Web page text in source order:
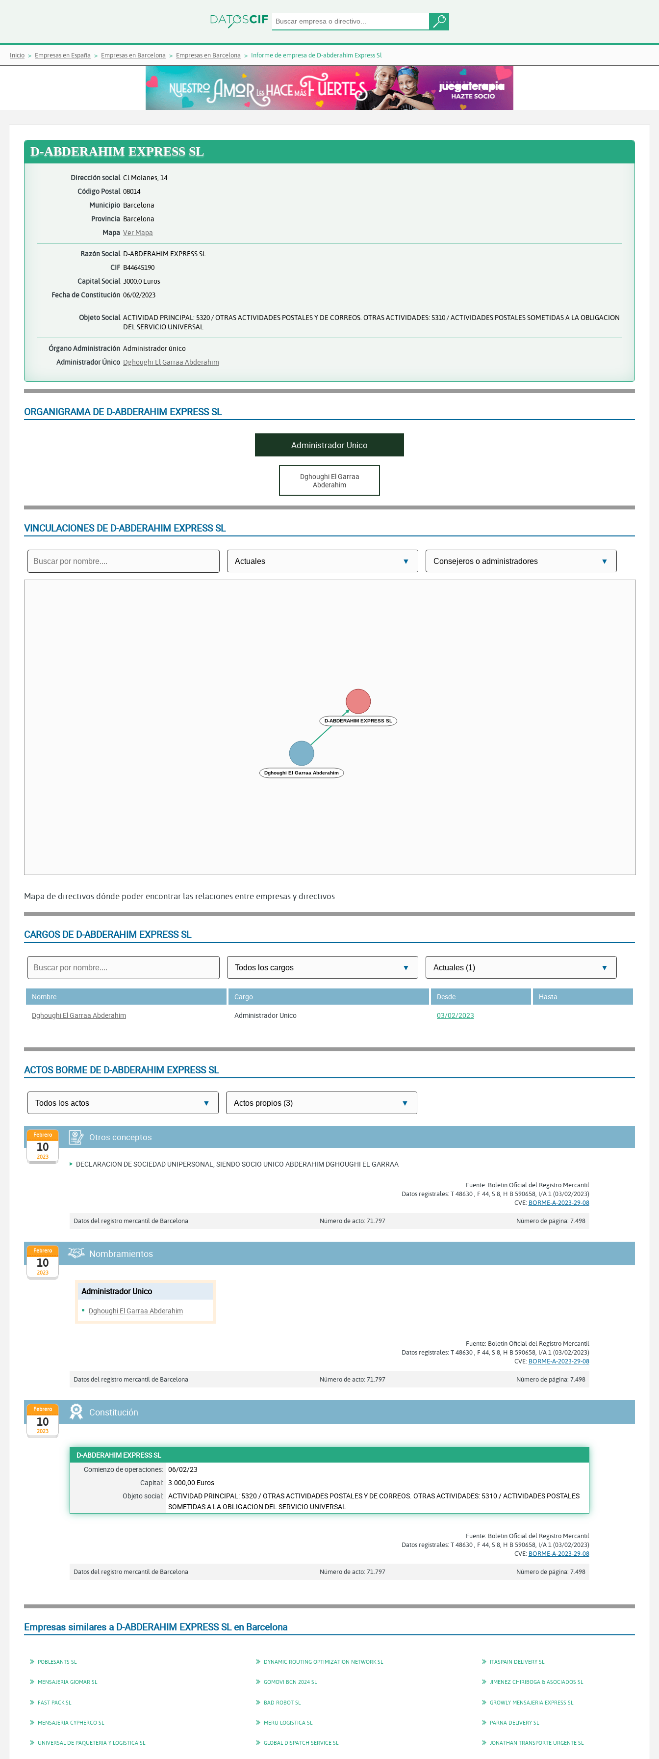
Inicio Empresas en España Empresas en Barcelona Empresas en Barcelona Informe de empresa de D-abderahim Express Sl
D-ABDERAHIM EXPRESS SL
Dirección social Cl Moianes, 14
Código Postal 08014
Municipio Barcelona
Provincia Barcelona
Mapa Ver Mapa
Razón Social D-ABDERAHIM EXPRESS SL
CIF B44645190
Capital Social 3000.0 Euros
Fecha de Constitución 06/02/2023
Objeto Social ACTIVIDAD PRINCIPAL: 5320 / OTRAS ACTIVIDADES POSTALES Y DE CORREOS. OTRAS ACTIVIDADES: 5310 / ACTIVIDADES POSTALES SOMETIDAS A LA OBLIGACION
DEL SERVICIO UNIVERSAL
Órgano Administración Administrador único
Administrador Único Dghoughi El Garraa Abderahim
ORGANIGRAMA DE D-ABDERAHIM EXPRESS SL
Administrador Unico
Dghoughi El Garraa
Abderahim
VINCULACIONES DE D-ABDERAHIM EXPRESS SL
D-ABDERAHIM EXPRESS SL
Dghoughi El Garraa Abderahim
Mapa de directivos dónde poder encontrar las relaciones entre empresas y directivos
CARGOS DE D-ABDERAHIM EXPRESS SL
Nombre Cargo Desde
Hasta
Dghoughi El Garraa Abderahim
Administrador Unico 03/02/2023
ACTOS BORME DE D-ABDERAHIM EXPRESS SL
2023
Febrero
10
Otros conceptos
DECLARACION DE SOCIEDAD UNIPERSONAL, SIENDO SOCIO UNICO ABDERAHIM DGHOUGHI EL GARRAA
Fuente: Boletín Oficial del Registro Mercantil
Datos registrales: T 48630 , F 44, S 8, H B 590658, I/A 1 (03/02/2023)
CVE: BORME-A-2023-29-08
Datos del registro mercantil de Barcelona Número de acto: 71.797 Número de página: 7.498
2023
Febrero
10
Nombramientos
Administrador Unico
Dghoughi El Garraa Abderahim
Fuente: Boletín Oficial del Registro Mercantil
Datos registrales: T 48630 , F 44, S 8, H B 590658, I/A 1 (03/02/2023)
CVE: BORME-A-2023-29-08
Datos del registro mercantil de Barcelona Número de acto: 71.797 Número de página: 7.498
2023
Febrero
10
Constitución
D-ABDERAHIM EXPRESS SL
Comienzo de operaciones: 06/02/23
Capital: 3.000,00 Euros
Objeto social: ACTIVIDAD PRINCIPAL: 5320 / OTRAS ACTIVIDADES POSTALES Y DE CORREOS. OTRAS ACTIVIDADES: 5310 / ACTIVIDADES POSTALES
SOMETIDAS A LA OBLIGACION DEL SERVICIO UNIVERSAL
Fuente: Boletín Oficial del Registro Mercantil
Datos registrales: T 48630 , F 44, S 8, H B 590658, I/A 1 (03/02/2023)
CVE: BORME-A-2023-29-08
Datos del registro mercantil de Barcelona Número de acto: 71.797 Número de página: 7.498
Empresas similares a D-ABDERAHIM EXPRESS SL en Barcelona
POBLESANTS SL DYNAMIC ROUTING OPTIMIZATION NETWORK SL ITASPAIN DELIVERY SL
MENSAJERIA GIOMAR SL GOMOVI BCN 2024 SL JIMENEZ CHIRIBOGA & ASOCIADOS SL
FAST PACK SL BAD ROBOT SL GROWLY MENSAJERIA EXPRESS SL
MENSAJERIA CYPHERCO SL MERU LOGISTICA SL PARNA DELIVERY SL
UNIVERSAL DE PAQUETERIA Y LOGISTICA SL GLOBAL DISPATCH SERVICE SL JONATHAN TRANSPORTE URGENTE SL